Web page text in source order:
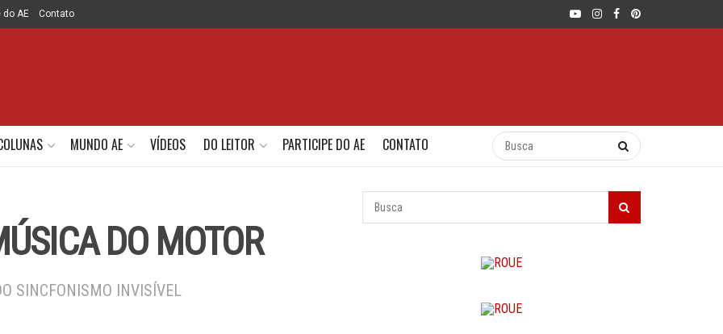
do AE Contato
MUNDO AE VÍDEOS DO LEITOR PARTICIPE DO AE CONTATO
DO MOTOR
SINCFONISMO INVISÍVEL